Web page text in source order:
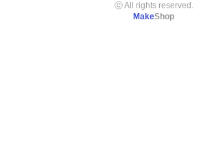
ⓒ All rights reserved.
MakeShop